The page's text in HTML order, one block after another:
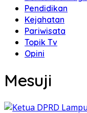
Pendidikan
Kejahatan
Pariwisata
Topik Tv
Opini
Mesuji